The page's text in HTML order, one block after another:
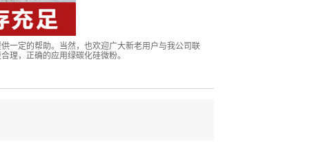
一定的帮助。当然，也欢迎广大新老用户与我公司联
理，正确的应用绿碳化硅微粉。